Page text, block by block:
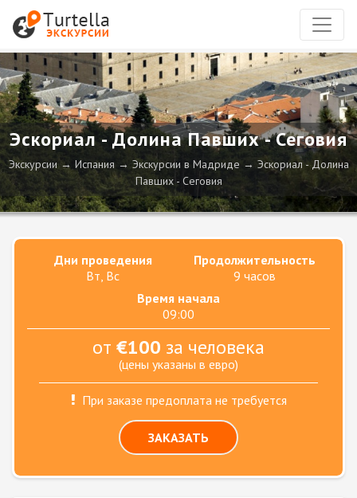
Эскориал - Долина Павших - Сеговия
Экскурсии Испания Экскурсии в Мадриде
Эскориал - Долина
Павших - Сеговия
Дни проведения
Вт, Вс
Продолжительность
9 часов
Время начала
09:00
от €100 за человека
(цены указаны в евро)
При заказе предоплата не требуется
ЗАКАЗАТЬ